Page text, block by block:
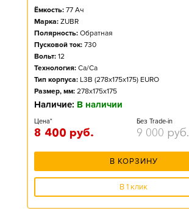
Ёмкость: 77 Ач
Марка: ZUBR
Полярность: Обратная
Пусковой ток: 730
Вольт: 12
Технология: Ca/Ca
Тип корпуса: L3B (278x175x175) EURO
Размер, мм: 278x175x175
Наличие: В наличии
Цена*
8 400 руб.
Без Trade-in
9 000 руб.
В КОРЗИНУ
В 1 клик